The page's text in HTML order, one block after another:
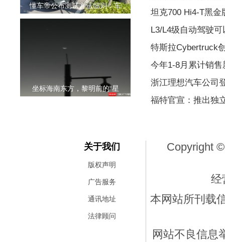
懂车帝公布测试方法细则：车
坐标海南东方，黎明前的“星
坦克700 Hi4-T黑
L3/L4级自动驾驶
特斯拉Cybertruck
今年1-8月累计销
浙江理想汽车公司
福特官宣：推出独
关于我们
版权声明
广告服务
通讯地址
法律顾问
Copyright
经
本网站所刊载
网站不良信息